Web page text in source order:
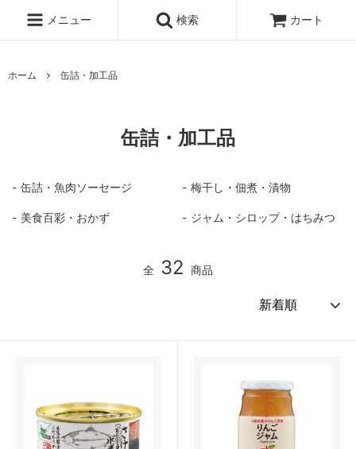
メニュー 検索 カート
ホーム 缶詰・加工品
缶詰・加工品
缶詰・魚肉ソーセージ 梅干し・佃煮・漬物
美食百彩・おかず ジャム・シロップ・はちみつ
全 32 商品